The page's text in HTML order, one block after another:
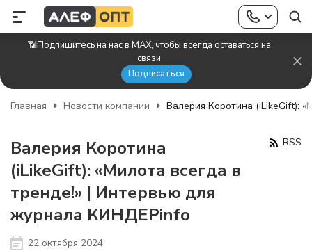
📶Подпишитесь на нас в MAX, чтобы всегда оставаться на
связи
Подписаться
Главная Новости компании Валерия Коротина (iLikeGift):
Валерия Коротина
(iLikeGift): «Милота всегда в
тренде!» | Интервью для
журнала КИНДЕРinfo
RSS
22 октября 2024